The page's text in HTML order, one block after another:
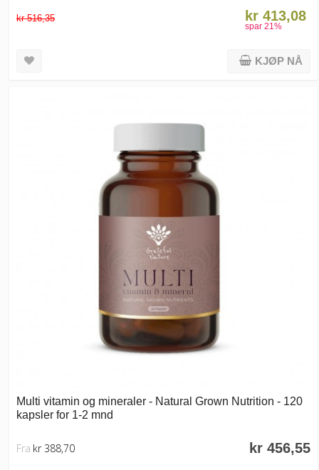
kr 516,35 kr 413,08
spar 21 %
KJØP NÅ
Multi vitamin og mineraler - Natural Grown Nutrition - 120
kapsler for 1-2 mnd
kr 456,55
Fra kr 388,70